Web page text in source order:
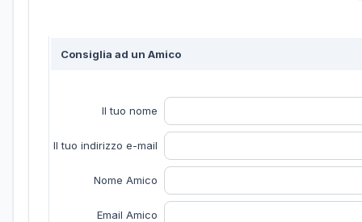
Consiglia ad un Amico
Il tuo nome
Il tuo indirizzo e-mail
Nome Amico
Email Amico